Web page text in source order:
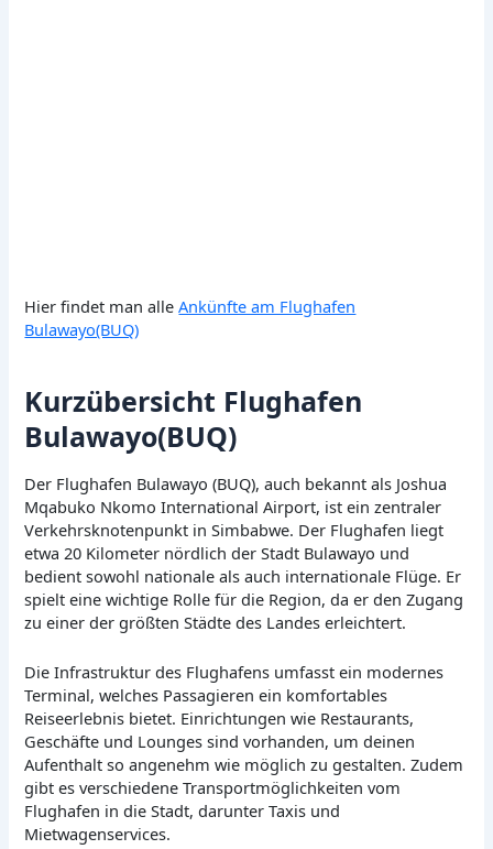
Hier findet man alleAnkünfte am Flughafen
Bulawayo(BUQ)
Kurzübersicht Flughafen
Bulawayo(BUQ)
Der Flughafen Bulawayo (BUQ), auch bekannt als Joshua
Mqabuko Nkomo International Airport, ist ein zentraler
Verkehrsknotenpunkt in Simbabwe. Der Flughafen liegt
etwa 20 Kilometer nördlich der Stadt Bulawayo und
bedient sowohl nationale als auch internationale Flüge. Er
spielt eine wichtige Rolle für die Region, da er den Zugang
zu einer der größten Städte des Landes erleichtert.
Die Infrastruktur des Flughafens umfasst ein modernes
Terminal, welches Passagieren ein komfortables
Reiseerlebnis bietet. Einrichtungen wie Restaurants,
Geschäfte und Lounges sind vorhanden, um deinen
Aufenthalt so angenehm wie möglich zu gestalten. Zudem
gibt es verschiedene Transportmöglichkeiten vom
Flughafen in die Stadt, darunter Taxis und
Mietwagenservices.